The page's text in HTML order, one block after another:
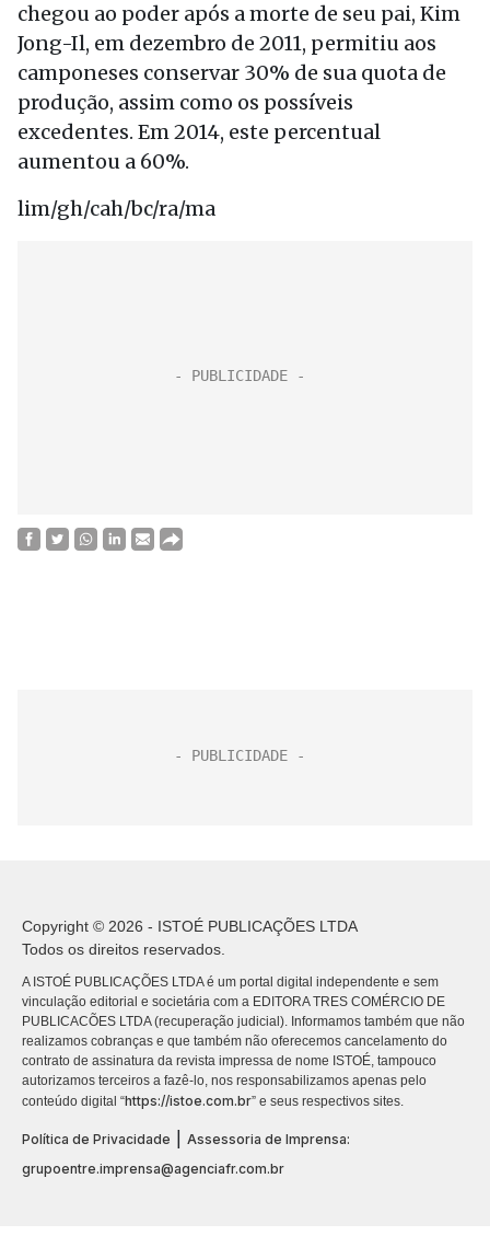
chegou ao poder após a morte de seu pai, Kim
Jong-Il, em dezembro de 2011, permitiu aos
camponeses conservar 30% de sua quota de
produção, assim como os possíveis
excedentes. Em 2014, este percentual
aumentou a 60%.
lim/gh/cah/bc/ra/ma
Copyright © 2026 - ISTOÉ PUBLICAÇÕES LTDA
Todos os direitos reservados.
A ISTOÉ PUBLICAÇÕES LTDA é um portal digital independente e sem
vinculação editorial e societária com a EDITORA TRES COMÉRCIO DE
PUBLICACÕES LTDA (recuperação judicial). Informamos também que não
realizamos cobranças e que também não oferecemos cancelamento do
contrato de assinatura da revista impressa de nome ISTOÉ, tampouco
autorizamos terceiros a fazê-lo, nos responsabilizamos apenas pelo
conteúdo digital “https://istoe.com.br” e seus respectivos sites.
Política de Privacidade
Assessoria de Imprensa:
grupoentre.imprensa@agenciafr.com.br